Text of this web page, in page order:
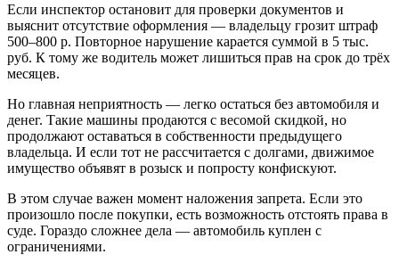
Если инспектор остановит для проверки документов и
выяснит отсутствие оформления — владельцу грозит штраф
500–800 р. Повторное нарушение карается суммой в 5 тыс.
руб. К тому же водитель может лишиться прав на срок до трёх
месяцев.
Но главная неприятность — легко остаться без автомобиля и
денег. Такие машины продаются с весомой скидкой, но
продолжают оставаться в собственности предыдущего
владельца. И если тот не рассчитается с долгами, движимое
имущество объявят в розыск и попросту конфискуют.
В этом случае важен момент наложения запрета. Если это
произошло после покупки, есть возможность отстоять права в
суде. Гораздо сложнее дела — автомобиль куплен с
ограничениями.